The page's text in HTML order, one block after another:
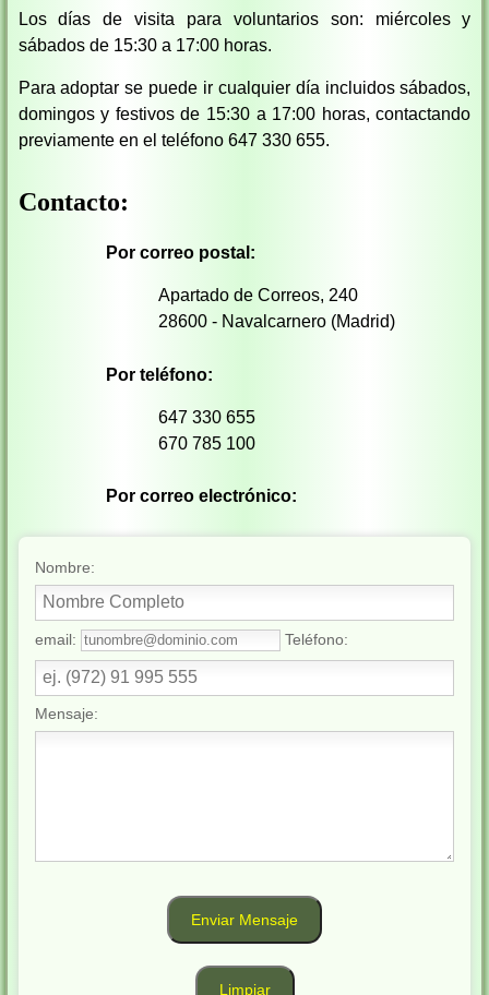
Los días de visita para voluntarios son: miércoles y
sábados de 15:30 a 17:00 horas.
Para adoptar se puede ir cualquier día incluidos sábados,
domingos y festivos de 15:30 a 17:00 horas, contactando
previamente en el teléfono 647 330 655.
Contacto:
Por correo postal:
Apartado de Correos, 240
28600 - Navalcarnero (Madrid)
Por teléfono:
647 330 655
670 785 100
Por correo electrónico:
Nombre:
email: Teléfono:
Mensaje: